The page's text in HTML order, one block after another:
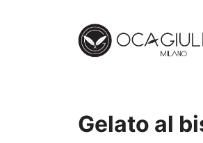
Gelato al